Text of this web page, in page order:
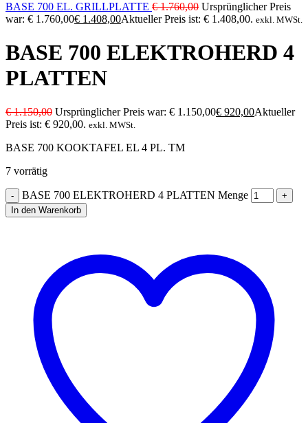
BASE 700 EL. GRILLPLATTE €1.760,00 Ursprünglicher Preis
war: € 1.760,00€ 1.408,00Aktueller Preis ist: € 1.408,00. exkl. MWSt.
BASE 700 ELEKTROHERD 4
PLATTEN
€1.150,00 Ursprünglicher Preis war: € 1.150,00€ 920,00Aktueller
Preis ist: € 920,00. exkl. MWSt.
BASE 700 KOOKTAFEL EL 4 PL. TM
7 vorrätig
BASE 700 ELEKTROHERD 4 PLATTEN Menge
In den Warenkorb